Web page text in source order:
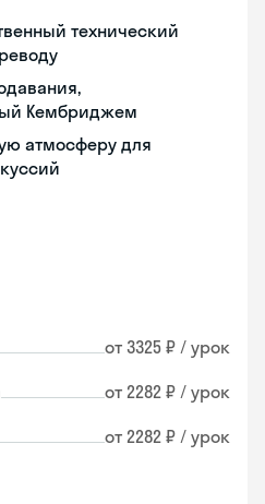
технический
Кембриджем
атмосферу для
от 3325 ₽ / урок
от 2282 ₽ / урок
от 2282 ₽ / урок